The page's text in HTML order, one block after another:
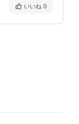
いいね 0